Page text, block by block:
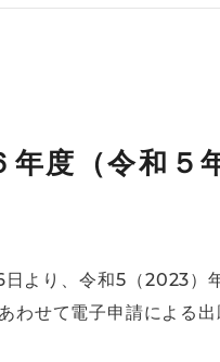
度（令和５
より、令和5（2023）
わせて電子申請による出